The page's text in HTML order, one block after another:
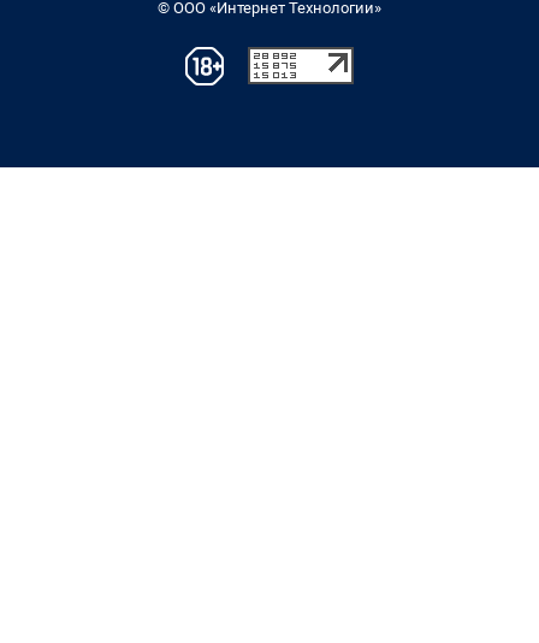
© ООО «Интернет Технологии»